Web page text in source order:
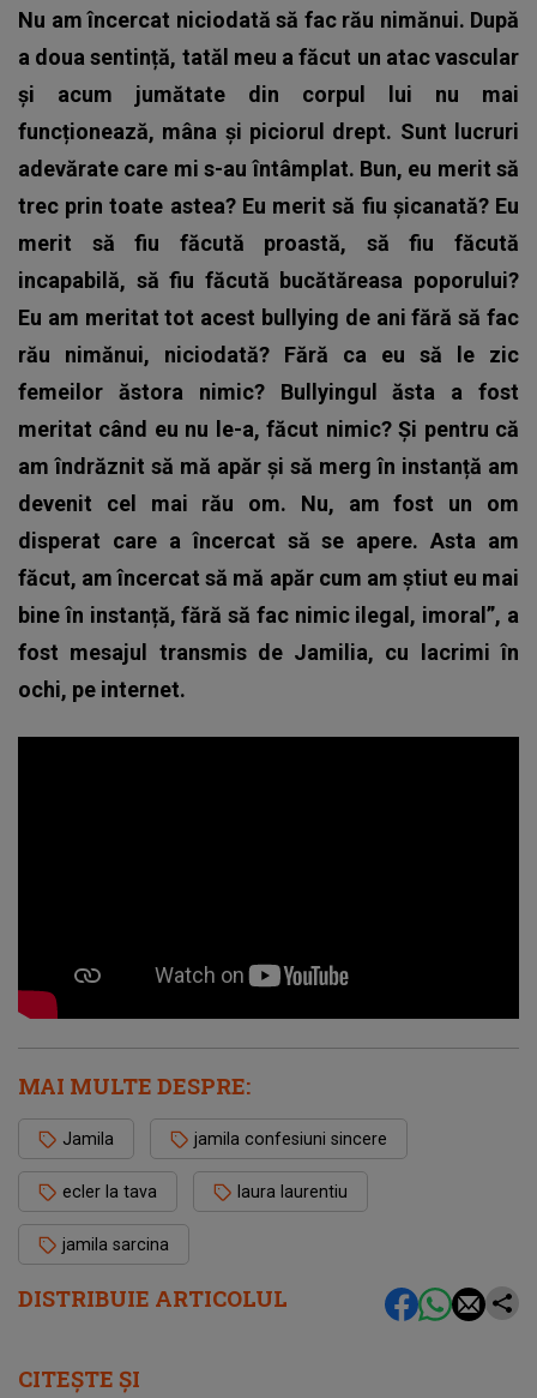
DISTRIBUIE ARTICOLUL
Nu am încercat niciodată să fac rău nimănui. După
a doua sentință, tatăl meu a făcut un atac vascular
și acum jumătate din corpul lui nu mai
funcționează, mâna și piciorul drept. Sunt lucruri
adevărate care mi s-au întâmplat. Bun, eu merit să
trec prin toate astea? Eu merit să fiu șicanată? Eu
merit să fiu făcută proastă, să fiu făcută
incapabilă, să fiu făcută bucătăreasa poporului?
Eu am meritat tot acest bullying de ani fără să fac
rău nimănui, niciodată? Fără ca eu să le zic
femeilor ăstora nimic? Bullyingul ăsta a fost
meritat când eu nu le-a, făcut nimic? Și pentru că
am îndrăznit să mă apăr și să merg în instanță am
devenit cel mai rău om. Nu, am fost un om
disperat care a încercat să se apere. Asta am
făcut, am încercat să mă apăr cum am știut eu mai
bine în instanță, fără să fac nimic ilegal, imoral”, a
fost mesajul transmis de Jamilia, cu lacrimi în
ochi, pe internet.
MAI MULTE DESPRE:
Jamila jamila confesiuni sincere
ecler la tava laura laurentiu
jamila sarcina
CITEȘTE ȘI